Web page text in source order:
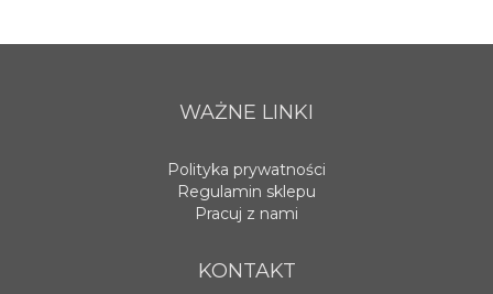
WAŻNE LINKI
Polityka prywatności
Regulamin sklepu
Pracuj z nami
KONTAKT